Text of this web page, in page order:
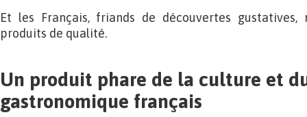
Et les Français, friands de découvertes
produits de qualité.
Un produit phare de la culture et
gastronomique français